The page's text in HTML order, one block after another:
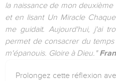
la naissance de mon
et en lisant Un Miracle
me guidait. Aujourd'hui, j'ai
permet de consacrer du
m'épanouis. Gloire à Dieu."
Prolongez cette réflexion